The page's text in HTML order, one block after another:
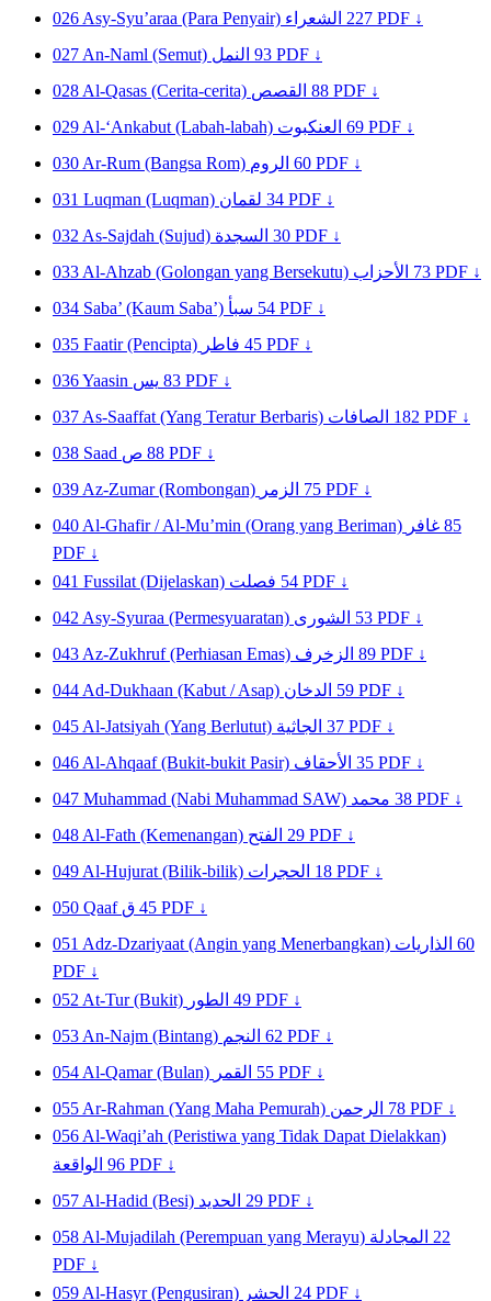
026 Asy-Syu’araa (Para Penyair) الشعراء 227 PDF ↓
027 An-Naml (Semut) النمل 93 PDF ↓
028 Al-Qasas (Cerita-cerita) القصص 88 PDF ↓
029 Al-‘Ankabut (Labah-labah) العنكبوت 69 PDF ↓
030 Ar-Rum (Bangsa Rom) الروم 60 PDF ↓
031 Luqman (Luqman) لقمان 34 PDF ↓
032 As-Sajdah (Sujud) السجدة 30 PDF ↓
033 Al-Ahzab (Golongan yang Bersekutu) الأحزاب 73 PDF ↓
034 Saba’ (Kaum Saba’) سبأ 54 PDF ↓
035 Faatir (Pencipta) فاطر 45 PDF ↓
036Yaasin يس 83 PDF ↓
037 As-Saaffat (Yang Teratur Berbaris) الصافات 182 PDF ↓
038 Saad ص 88 PDF ↓
039 Az-Zumar (Rombongan) الزمر 75 PDF ↓
040 Al-Ghafir / Al-Mu’min (Orang yang Beriman) غافر 85
PDF ↓
041 Fussilat (Dijelaskan) فصلت 54 PDF ↓
042 Asy-Syuraa (Permesyuaratan) الشورى 53 PDF ↓
043 Az-Zukhruf (Perhiasan Emas) الزخرف 89 PDF ↓
044 Ad-Dukhaan (Kabut / Asap) الدخان 59 PDF ↓
045 Al-Jatsiyah (Yang Berlutut) الجاثية 37 PDF ↓
046 Al-Ahqaaf (Bukit-bukit Pasir) الأحقاف 35 PDF ↓
047 Muhammad (Nabi Muhammad SAW) محمد 38 PDF ↓
048 Al-Fath (Kemenangan) الفتح 29 PDF ↓
049 Al-Hujurat (Bilik-bilik) الحجرات 18 PDF ↓
050 Qaaf ق 45 PDF ↓
051 Adz-Dzariyaat (Angin yang Menerbangkan) الذاريات 60
PDF ↓
052 At-Tur (Bukit) الطور 49 PDF ↓
053 An-Najm (Bintang) النجم 62 PDF ↓
054 Al-Qamar (Bulan) القمر 55 PDF ↓
055 Ar-Rahman (Yang Maha Pemurah) الرحمن 78 PDF ↓
056 Al-Waqi’ah (Peristiwa yang Tidak Dapat Dielakkan)
الواقعة 96 PDF ↓
057 Al-Hadid (Besi) الحديد 29 PDF ↓
058 Al-Mujadilah (Perempuan yang Merayu) المجادلة 22
PDF ↓
059 Al-Hasyr (Pengusiran) الحشر 24 PDF ↓